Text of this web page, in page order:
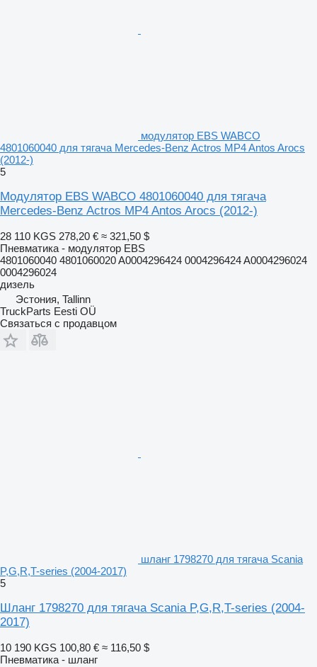
модулятор EBS WABCO
4801060040 для тягача Mercedes-Benz Actros MP4 Antos Arocs
(2012-)
5
Модулятор EBS WABCO 4801060040 для тягача
Mercedes-Benz Actros MP4 Antos Arocs (2012-)
28 110 KGS 278,20 € ≈ 321,50 $
Пневматика - модулятор EBS
4801060040 4801060020 A0004296424 0004296424 A0004296024
0004296024
дизель
Эстония, Tallinn
TruckParts Eesti OÜ
Связаться с продавцом
шланг 1798270 для тягача Scania
P,G,R,T-series (2004-2017)
5
Шланг 1798270 для тягача Scania P,G,R,T-series (2004-
2017)
10 190 KGS 100,80 € ≈ 116,50 $
Пневматика - шланг